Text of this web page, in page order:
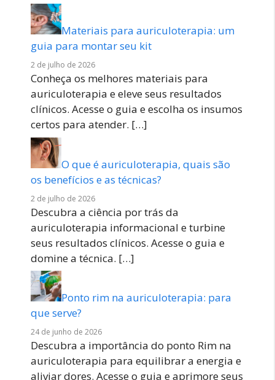
Materiais para auriculoterapia: um
guia para montar seu kit
2 de julho de 2026
Conheça os melhores materiais para
auriculoterapia e eleve seus resultados
clínicos. Acesse o guia e escolha os insumos
certos para atender. […]
O que é auriculoterapia, quais são
os benefícios e as técnicas?
2 de julho de 2026
Descubra a ciência por trás da
auriculoterapia informacional e turbine
seus resultados clínicos. Acesse o guia e
domine a técnica. […]
Ponto rim na auriculoterapia: para
que serve?
24 de junho de 2026
Descubra a importância do ponto Rim na
auriculoterapia para equilibrar a energia e
aliviar dores. Acesse o guia e aprimore seus